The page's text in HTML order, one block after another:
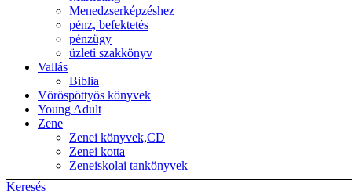
Keresés
Menedzserképzéshez
pénz, befektetés
pénzügy
üzleti szakkönyv
Vallás
Biblia
Vöröspöttyös könyvek
Young Adult
Zene
Zenei könyvek,CD
Zenei kotta
Zeneiskolai tankönyvek